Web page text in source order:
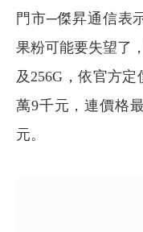
門市─傑昇通信表
果粉可能要失望了
及256G，依官方定
萬9千元，連價格
元。